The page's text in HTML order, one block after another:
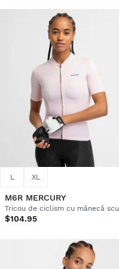
L XL
M6R MERCURY
$104.95